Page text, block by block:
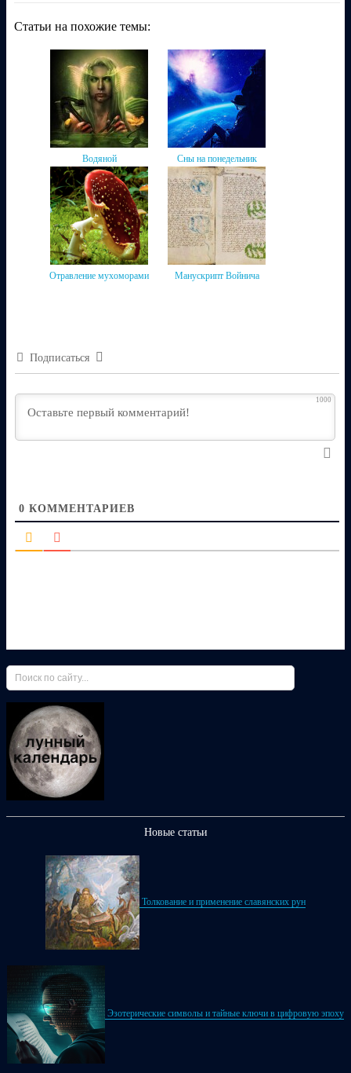
Статьи на похожие темы:
Водяной Сны на понедельник
Отравление мухоморами Манускрипт Войнича
Подписаться
1000
0 КОММЕНТАРИЕВ
Новые статьи
Толкование и применение славянских рун
Эзотерические символы и тайные ключи в цифровую эпоху